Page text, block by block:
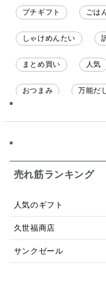
プチギフト ごは
しゃけめんたい
まとめ買い 人気
おつまみ 万能だ
パスタソース 醤油
日本ワイン
売れ筋ランキング
人気のギフト
久世福商店
サンクゼール